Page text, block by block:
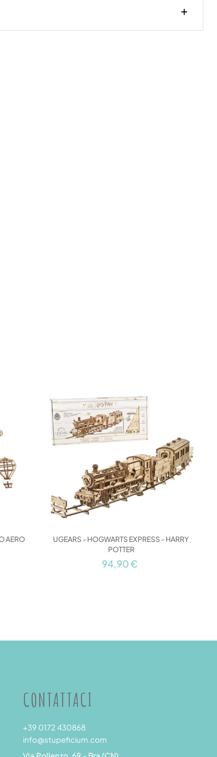
AERO
UGEARS - HOGWARTS EXPRESS - HARRY
POTTER
94,90 €
CONTATTACI
+39 0172 430868
info@stupeficium.com